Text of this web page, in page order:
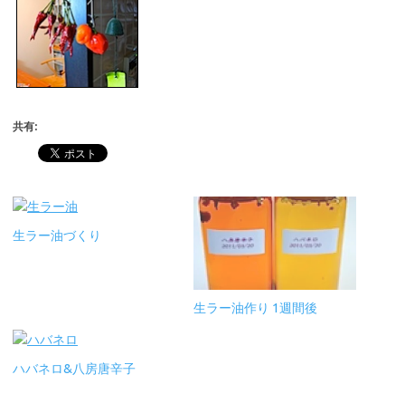
共有:
生ラー油づくり
生ラー油作り 1週間後
ハバネロ&八房唐辛子